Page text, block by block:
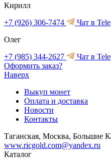
Кирилл
+7 (926) 306-7474
Чат в
Олег
+7 (985) 344-2627
Чат в
Оформить заказ?
Наверх
Выкуп монет
Оплата и доставка
Новости
Контакты
Таганская, Москва, Большие
www.ricgold.com@yandex.ru
Каталог